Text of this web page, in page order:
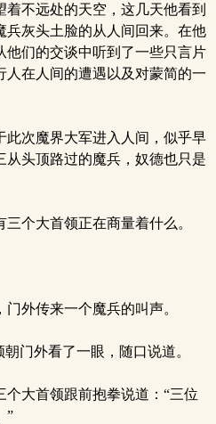
不远处的天空，这几天他看到
兵灰头土脸的从人间回来。在他
他们的交谈中听到了一些只言片
在人间的遭遇以及对蒙简的一
次魔界大军进入人间，似乎早
头顶路过的魔兵，奴德也只是
个大首领正在商量着什么。
外传来一个魔兵的叫声。
门外看了一眼，随口说道。
大首领跟前抱拳说道：“三位
”